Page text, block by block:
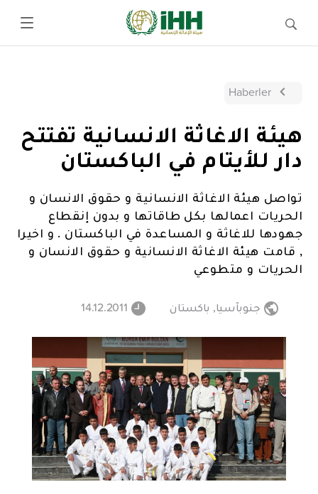
Haberler
هيئة الاغاثة الانسانية تفتتح
دار للأيتام في الباكستان
تواصل هيئة الاغاثة الانسانية و حقوق الانسان و
الحريات اعمالها بكل طاقاتها و بدون إنقطاع
جهودها للاغاثة و المساعدة في الباكستان . و اخيرا
, قامت هيئة الاغاثة الانسانية و حقوق الانسان و
الحريات و متطوعي
جنوبآسيا, باكستان 14.12.2011